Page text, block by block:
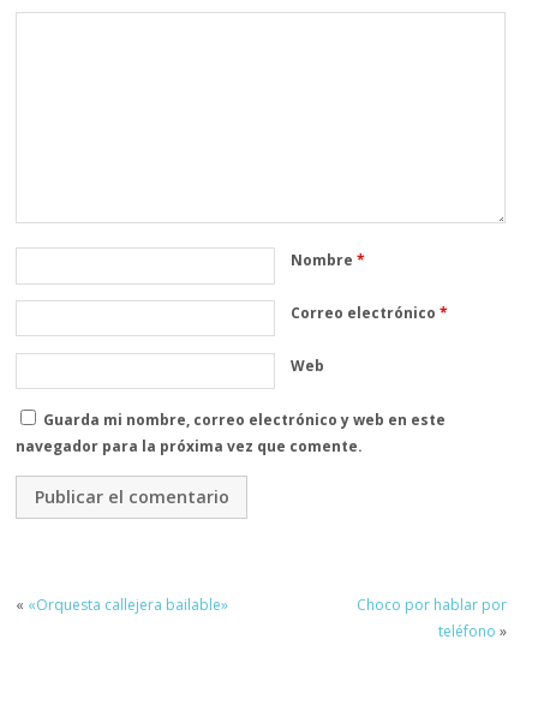
Nombre*
Correo electrónico*
Web
Guarda mi nombre, correo electrónico y web en este
navegador para la próxima vez que comente.
« «Orquesta callejera bailable»
Choco por hablar por
teléfono »